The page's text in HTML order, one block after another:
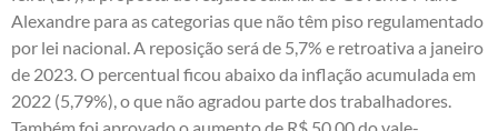
Alexandre para as categorias que não têm piso regulamentado
por lei nacional. A reposição será de 5,7% e retroativa a janeiro
de 2023. O percentual ficou abaixo da inflação acumulada em
2022 (5,79%), o que não agradou parte dos trabalhadores.